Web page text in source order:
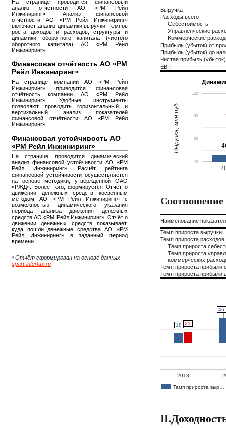
На странице проводится финансовый
анализ отчётности АО «РМ Рейл
Инжиниринг». Анализ финансовой
отчётности АО «РМ Рейл Инжиниринг»
включает анализ динамики выручки, темпов
роста доходов и расходов, структуры и
динамики оборотного капитала (чистого
оборотного капитала) АО «РМ Рейл
Инжиниринг» .
Финансовая отчётность АО «РМ
Рейл Инжиниринг»
На странице компании АО «РМ Рейл
Инжиниринг» приводится финансовая
отчётность компании АО «РМ Рейл
Инжиниринг». Удобные инструменты
позволяют проводить горизонтальный и
вертикальный анализ показателей
финансовой отчётности АО «РМ Рейл
Инжиниринг».
Финансовая устойчивость АО
«РМ Рейл Инжиниринг»
На странице проводится динамический
анализ финансовой устойчивости АО «РМ
Рейл Инжиниринг». Расчёт рейтинга
финансовой устойчивости осуществляется
на основе методики, утвержденной ОАО
«РЖД». Более того, формируется Отчёт о
движении денежных средств косвенным
методом АО «РМ Рейл Инжиниринг» с
возможностью динамического указания
периода анализа движения денежных
средств АО «РМ Рейл Инжиниринг». Отчёт о
движении денежных средств показывает,
куда пошли денежные средства АО «РМ
Рейл Инжиниринг» в заданный период
времени.
* Отчёт сформирован на основе данных
spart-interfax.ru
Выручка
Расходы всего
Себестоимость
Управленческие
Коммерческие
Прибыль (убыток) от
Прибыль (убыток) до
Чистая прибыль (убыток)
EBIT
40
60
80
100
Выручка, млн.руб.
Соотношение
Наименование
Темп прироста выручки
Темп прироста расходов
Темп прироста
Темп прироста
коммерческих
Темп прироста прибыли
Темп прироста прибыли
Темп прироста выр…
2013
18
18 21
21